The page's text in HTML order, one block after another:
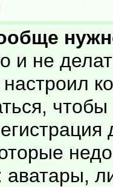
и не
настроил
аватары,